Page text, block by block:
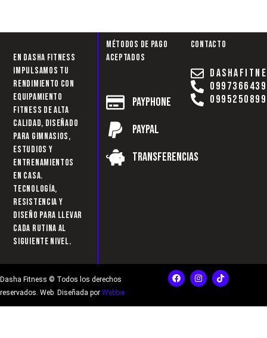
En Dasha Fitness
impulsamos tu
rendimiento con
equipamiento
fitness de alta
calidad, diseñado
para gimnasios,
estudios y
entrenamientos
en casa.
Tecnología,
resistencia y
diseño para llevar
cada rutina al
siguiente nivel.
Métodos de pago
aceptados
Payphone
Paypal
Transferencias
Contacto
0997366439
0995250899
Dasha Fitness © Todos los derechos
reservados. Web Diseñada por Webbie
F
a
c
b
I
n
s
a
T
i
k
o